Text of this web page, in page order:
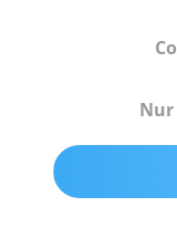
Abmessungen
Gewicht
200 g
Nur